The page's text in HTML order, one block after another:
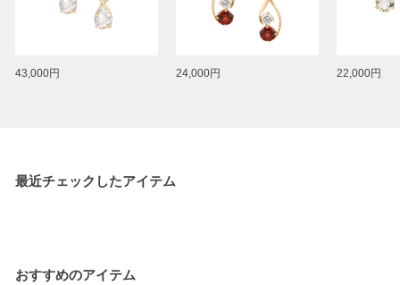
43,000円 24,000円 22,000円
最近チェックしたアイテム
おすすめのアイテム